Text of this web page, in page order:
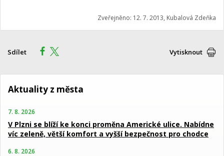
Zveřejněno: 12. 7. 2013, Kubalová Zdeňka
Sdílet Vytisknout
Aktuality z města
7. 8. 2026
V Plzni se blíží ke konci proměna Americké ulice. Nabídne
víc zeleně, větší komfort a vyšší bezpečnost pro chodce
6. 8. 2026